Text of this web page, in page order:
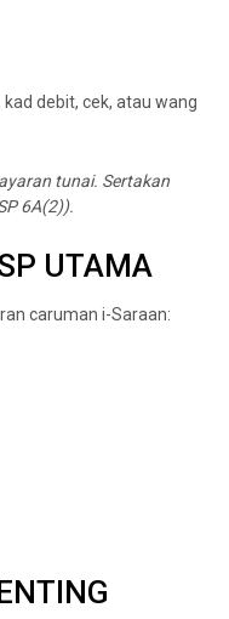
debit, cek, atau wang
tunai. Sertakan
6A(2)).
UTAMA
caruman i-Saraan: